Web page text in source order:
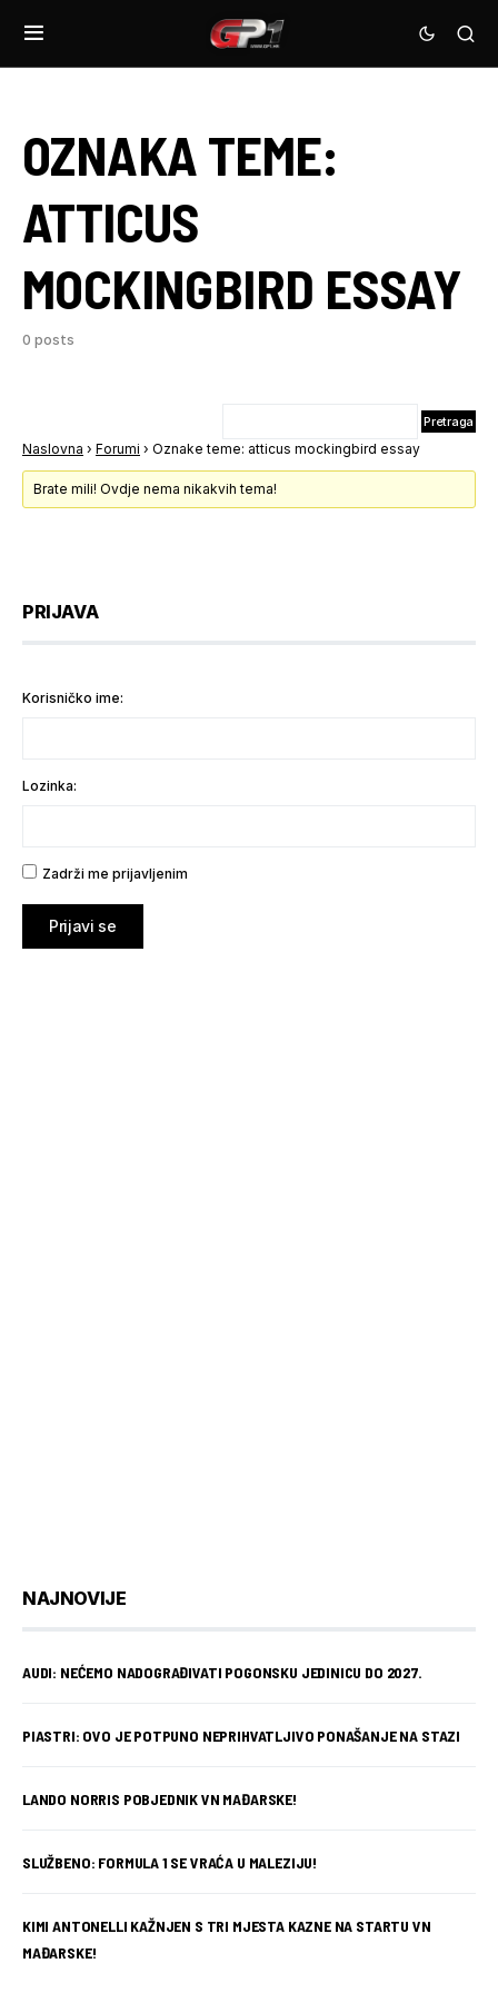
OZNAKA TEME:
ATTICUS
MOCKINGBIRD ESSAY
0 posts
Naslovna › Forumi › Oznake teme: atticus mockingbird essay
Brate mili! Ovdje nema nikakvih tema!
PRIJAVA
Korisničko ime:
Lozinka:
Zadrži me prijavljenim
Prijavi se
NAJNOVIJE
AUDI: NEĆEMO NADOGRAĐIVATI POGONSKU JEDINICU DO 2027.
PIASTRI: OVO JE POTPUNO NEPRIHVATLJIVO PONAŠANJE NA STAZI
LANDO NORRIS POBJEDNIK VN MAĐARSKE!
SLUŽBENO: FORMULA 1 SE VRAĆA U MALEZIJU!
KIMI ANTONELLI KAŽNJEN S TRI MJESTA KAZNE NA STARTU VN
MAĐARSKE!